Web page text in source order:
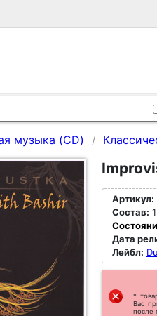
музыка (CD)
Артикул:
Состав:
Дата
Лейбл:
*
Вас
после